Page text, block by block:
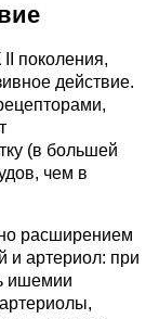
поколения,
действие.
(в большей
чем в
расширением
и артериол: при
ишемии